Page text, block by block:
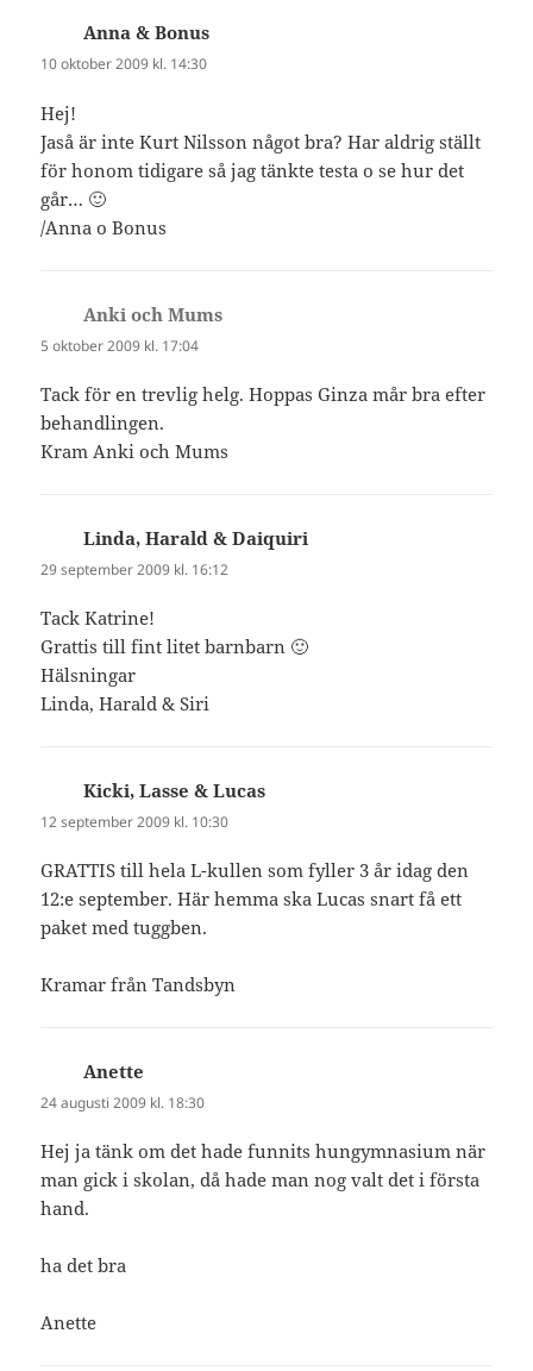
Anna & Bonus
10 oktober 2009 kl. 14:30
Hej!
Jaså är inte Kurt Nilsson något bra? Har aldrig ställt
för honom tidigare så jag tänkte testa o se hur det
går… 🙂
/Anna o Bonus
Anki och Mums
5 oktober 2009 kl. 17:04
Tack för en trevlig helg. Hoppas Ginza mår bra efter
behandlingen.
Kram Anki och Mums
Linda, Harald & Daiquiri
29 september 2009 kl. 16:12
Tack Katrine!
Grattis till fint litet barnbarn 🙂
Hälsningar
Linda, Harald & Siri
Kicki, Lasse & Lucas
12 september 2009 kl. 10:30
GRATTIS till hela L-kullen som fyller 3 år idag den
12:e september. Här hemma ska Lucas snart få ett
paket med tuggben.
Kramar från Tandsbyn
Anette
24 augusti 2009 kl. 18:30
Hej ja tänk om det hade funnits hungymnasium när
man gick i skolan, då hade man nog valt det i första
hand.
ha det bra
Anette